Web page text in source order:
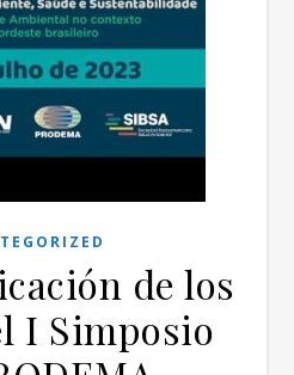
de los
I Simposio